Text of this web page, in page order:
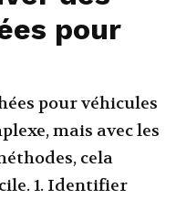
pour
pour véhicules
mais avec les
cela